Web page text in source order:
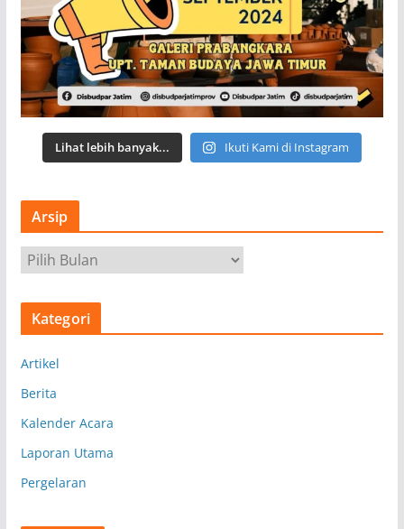
Lihat lebih banyak... Ikuti Kami di Instagram
Arsip
r
s
Kategori
Artikel
Berita
Kalender Acara
Laporan Utama
Pergelaran